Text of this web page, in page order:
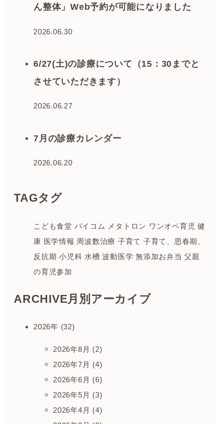
ん整体」Web予約が可能になりました
2026.06.30
6/27(土)の診療について（15：30までと
させていただきます）
2026.06.27
7月の診療カレンダー
2026.06.20
TAGタグ
こども食堂 バイコム メタトロン ワンオペ育児 健
康 医学情報 周波数治療 子育て 子育て、思春期、
反抗期 小児科 水槽 波動医学 無添加お弁当 父親
の育児参加
ARCHIVE月別アーカイブ
2026年 (32)
2026年8月 (2)
2026年7月 (4)
2026年6月 (6)
2026年5月 (3)
2026年4月 (4)